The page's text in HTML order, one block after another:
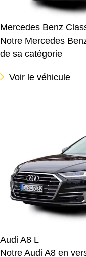
Mercedes Benz
Notre Mercedes
de sa catégorie
Voir le véhicule
Audi A8 L
Notre Audi A8 en